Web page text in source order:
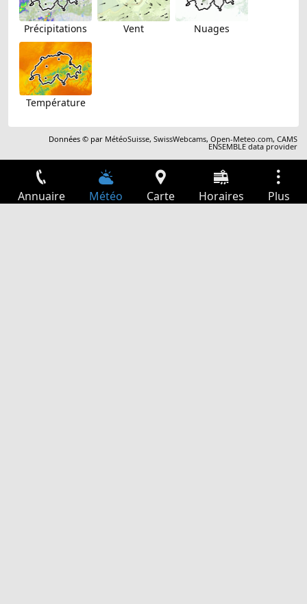
Précipitations Vent Nuages
Température
Données © par MétéoSuisse,SwissWebcams,Open-Meteo.com,CAMS
ENSEMBLE data provider
Annuaire Météo Carte Horaires Plus